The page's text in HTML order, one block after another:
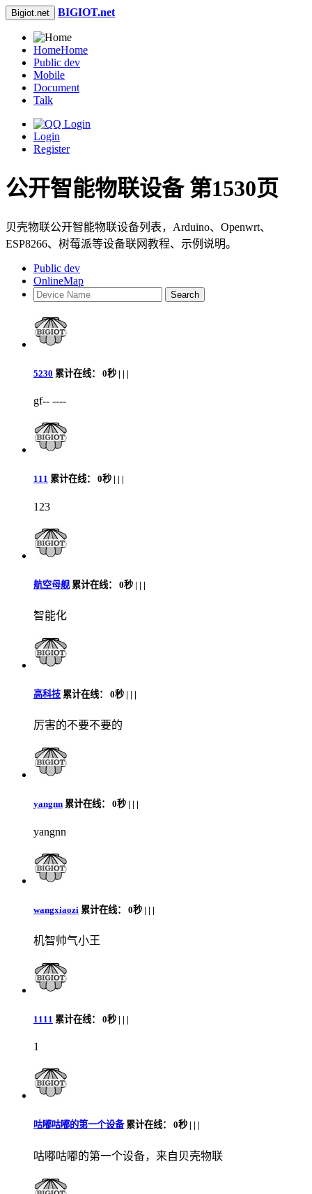
Bigiot.net BIGIOT.net
HomeHome
Public dev
Mobile
Document
Talk
Login
Register
公开智能物联设备 第1530页
贝壳物联公开智能物联设备列表，Arduino、Openwrt、
ESP8266、树莓派等设备联网教程、示例说明。
Public dev
OnlineMap
Search
5230 累计在线： 0秒 | | |
gf-- ----
111 累计在线： 0秒 | | |
123
航空母舰累计在线： 0秒 | | |
智能化
高科技 累计在线： 0秒 | | |
厉害的不要不要的
yangnn 累计在线： 0秒 | | |
yangnn
wangxiaozi 累计在线： 0秒 | | |
机智帅气小王
1111 累计在线： 0秒 | | |
1
咕嘟咕嘟的第一个设备累计在线： 0秒 | | |
咕嘟咕嘟的第一个设备，来自贝壳物联